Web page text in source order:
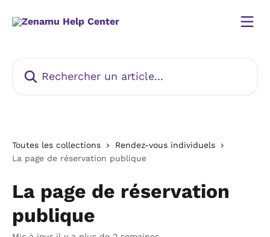
Toutes les collections
Rendez-vous individuels
La page de réservation publique
La page de réservation
publique